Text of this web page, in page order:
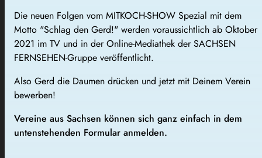
Die neuen Folgen vom MITKOCH-SHOW Spezial mit dem
Motto "Schlag den Gerd!" werden voraussichtlich ab Oktober
2021 im TV und in der Online-Mediathek der SACHSEN
FERNSEHEN-Gruppe veröffentlicht.
Also Gerd die Daumen drücken und jetzt mit Deinem Verein
bewerben!
Vereine aus Sachsen können sich ganz einfach in dem
untenstehenden Formular anmelden.